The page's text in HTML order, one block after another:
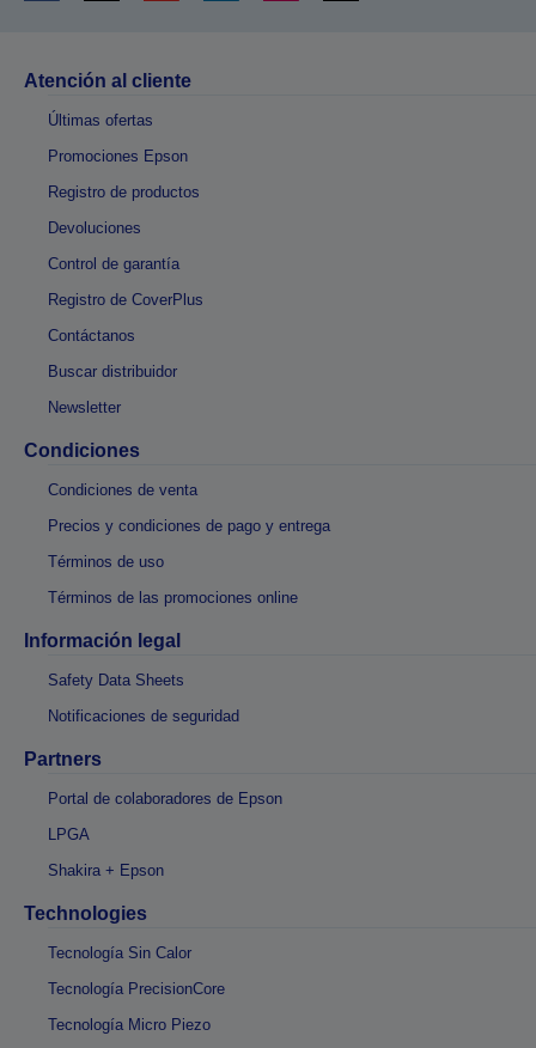
Atención al cliente
Últimas ofertas
Promociones Epson
Registro de productos
Devoluciones
Control de garantía
Registro de CoverPlus
Contáctanos
Buscar distribuidor
Newsletter
Condiciones
Condiciones de venta
Precios y condiciones de pago y entrega
Términos de uso
Términos de las promociones online
Información legal
Safety Data Sheets
Notificaciones de seguridad
Partners
Portal de colaboradores de Epson
LPGA
Shakira + Epson
Technologies
Tecnología Sin Calor
Tecnología PrecisionCore
Tecnología Micro Piezo